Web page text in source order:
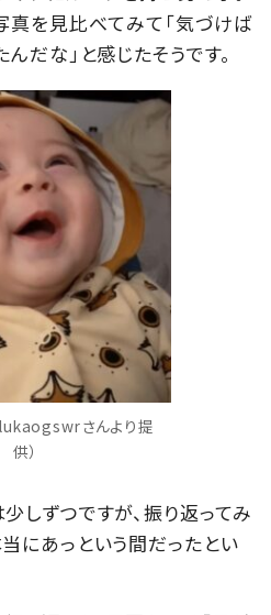
真を見比べてみて「気づけば
だな」と感じたそうです。
さんより提
供）
しずつですが、振り返ってみ
にあっという間だったとい